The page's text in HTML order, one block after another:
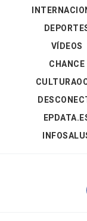
VÍDEOS
CHANCE